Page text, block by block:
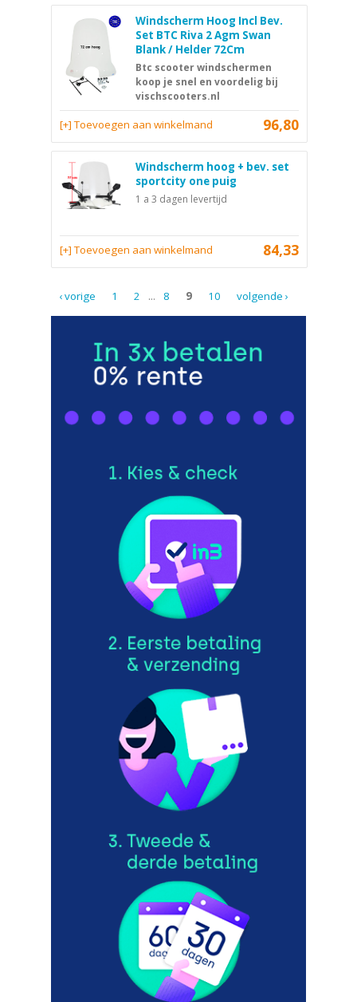
Windscherm Hoog Incl Bev.
Set BTC Riva 2 Agm Swan
Blank / Helder 72Cm
Btc scooter windschermen
koop je snel en voordelig bij
vischscooters.nl
96,80
[+] Toevoegen aan winkelmand
Windscherm hoog + bev. set
sportcity one puig
1 a 3 dagen levertijd
84,33
[+] Toevoegen aan winkelmand
‹ vorige 1 2 ... 8 9 10 volgende ›